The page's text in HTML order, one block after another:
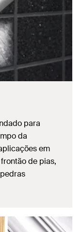
para
da
em
de pias,